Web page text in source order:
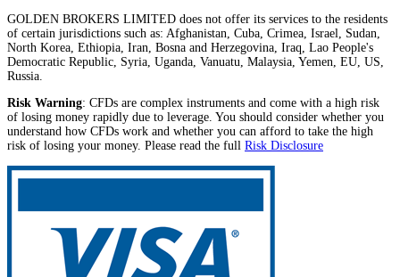
GOLDEN BROKERS LIMITED does not offer its services to the residents
of certain jurisdictions such as: Afghanistan, Cuba, Crimea, Israel, Sudan,
North Korea, Ethiopia, Iran, Bosna and Herzegovina, Iraq, Lao People's
Democratic Republic, Syria, Uganda, Vanuatu, Malaysia, Yemen, EU, US,
Russia.
Risk Warning: CFDs are complex instruments and come with a high risk
of losing money rapidly due to leverage. You should consider whether you
understand how CFDs work and whether you can afford to take the high
risk of losing your money. Please read the full Risk Disclosure